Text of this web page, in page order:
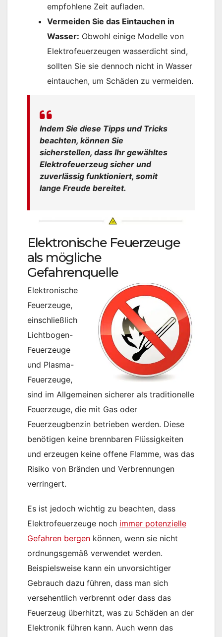
empfohlene Zeit aufladen.
Vermeiden Sie das Eintauchen in
Wasser: Obwohl einige Modelle von
Elektrofeuerzeugen wasserdicht sind,
sollten Sie sie dennoch nicht in Wasser
eintauchen, um Schäden zu vermeiden.
Indem Sie diese Tipps und Tricks
beachten, können Sie
sicherstellen, dass Ihr gewähltes
Elektrofeuerzeug sicher und
zuverlässig funktioniert, somit
lange Freude bereitet.
Elektronische Feuerzeuge
als mögliche
Gefahrenquelle
Elektronische
Feuerzeuge,
einschließlich
Lichtbogen-
Feuerzeuge
und Plasma-
Feuerzeuge,
sind im Allgemeinen sicherer als traditionelle
Feuerzeuge, die mit Gas oder
Feuerzeugbenzin betrieben werden. Diese
benötigen keine brennbaren Flüssigkeiten
und erzeugen keine offene Flamme, was das
Risiko von Bränden und Verbrennungen
verringert.
Es ist jedoch wichtig zu beachten, dass
Elektrofeuerzeuge noch immer potenzielle
Gefahren bergen können, wenn sie nicht
ordnungsgemäß verwendet werden.
Beispielsweise kann ein unvorsichtiger
Gebrauch dazu führen, dass man sich
versehentlich verbrennt oder dass das
Feuerzeug überhitzt, was zu Schäden an der
Elektronik führen kann. Auch wenn das